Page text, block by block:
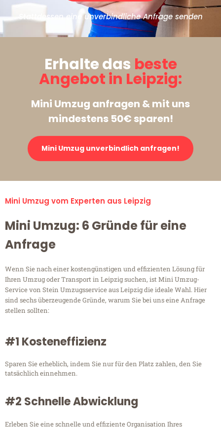
Stattdessen eine unverbindliche Anfrage senden
Erhalte das beste
Angebot in Leipzig:
Mini Umzug anfragen & mit uns
mindestens 50€ sparen!
Mini Umzug unverbindlich anfragen!
Mini Umzug vom Experten aus Leipzig
Mini Umzug: 6 Gründe für eine
Anfrage
Wenn Sie nach einer kostengünstigen und effizienten Lösung für
Ihren Umzug oder Transport in Leipzig suchen, ist Mini Umzug-
Service von Stein Umzugsservice aus Leipzig die ideale Wahl. Hier
sind sechs überzeugende Gründe, warum Sie bei uns eine Anfrage
stellen sollten:
#1 Kosteneffizienz
Sparen Sie erheblich, indem Sie nur für den Platz zahlen, den Sie
tatsächlich einnehmen.
#2 Schnelle Abwicklung
Erleben Sie eine schnelle und effiziente Organisation Ihres